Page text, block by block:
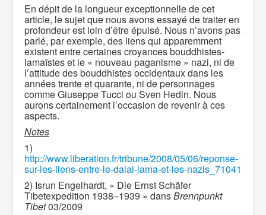
En dépit de la longueur exceptionnelle de cet
article, le sujet que nous avons essayé de traiter en
profondeur est loin d’être épuisé. Nous n’avons pas
parlé, par exemple, des liens qui apparemment
existent entre certaines croyances bouddhistes-
lamaïstes et le « nouveau paganisme » nazi, ni de
l’attitude des bouddhistes occidentaux dans les
années trente et quarante, ni de personnages
comme Giuseppe Tucci ou Sven Hedin. Nous
aurons certainement l’occasion de revenir à ces
aspects.
Notes
1)
http://www.liberation.fr/tribune/2008/05/06/reponse-
sur-les-liens-entre-le-dalai-lama-et-les-nazis_71041
2) Isrun Engelhardt, « Die Ernst Schäfer
Tibetexpedition 1938–1939 » dansBrennpunkt
Tibet03/2009